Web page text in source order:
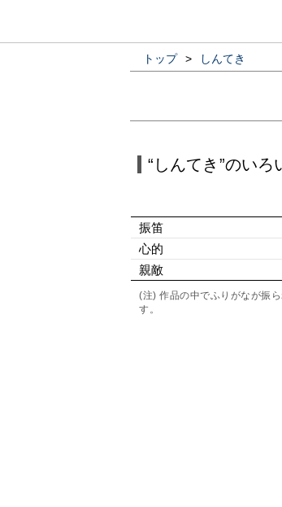
トップ > しんてき
“しんてき”のい
振笛
心的
親敵
(注) 作品の中でふりがなが振
す。